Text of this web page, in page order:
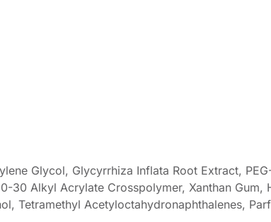
Glycol, Glycyrrhiza Inflata Root Extract,
30 Alkyl Acrylate Crosspolymer, Xanthan Gum,
Tetramethyl Acetyloctahydronaphthalenes,